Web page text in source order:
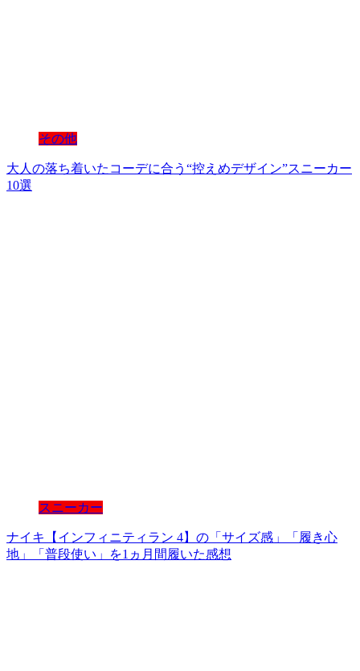
その他
大人の落ち着いたコーデに合う“控えめデザイン”スニーカー
10選
スニーカー
ナイキ【インフィニティラン 4】の「サイズ感」「履き心
地」「普段使い」を1ヵ月間履いた感想